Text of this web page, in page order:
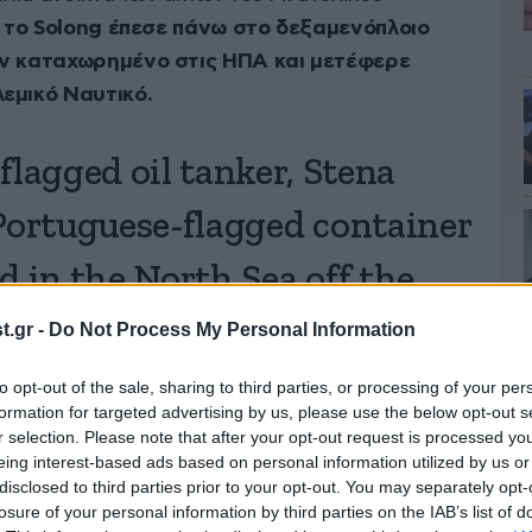
- Do Not Process My Personal Information
opt-out of the sale, sharing to third parties, or processing of your
for targeted advertising by us, please use the below opt-out
selection. Please note that after your opt-out request is processed
interest-based ads based on personal information utilized by us
to third parties prior to your opt-out. You may separately
of your personal information by third parties on the IAB’s list of
το Solong έπεσε πάνω στο δεξαμενόπλοιο
καταχωρημένο στις ΗΠΑ και μετέφερε
Ναυτικό.
oil tanker, Stena
flagged container
in the North Sea off the
fnyTUZFmzx